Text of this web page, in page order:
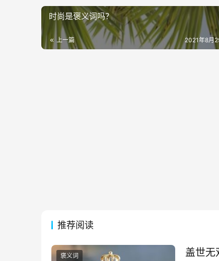
时尚是褒义词吗？
上一篇 2021年8月
推荐阅读
褒义词 盖世无